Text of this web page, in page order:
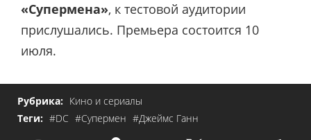
«Супермена», к тестовой аудитории
прислушались. Премьера состоится 10
июля.
Рубрика: Кино и сериалы
Теги: #DC #Супермен #Джеймс Ганн